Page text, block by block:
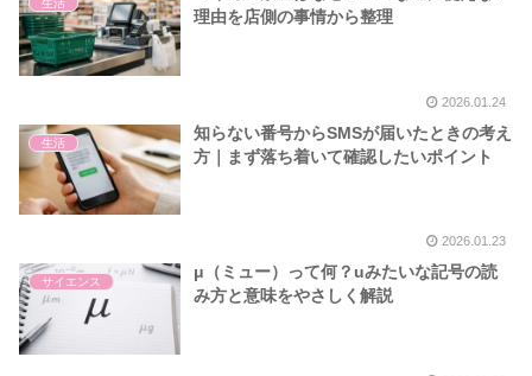
生活
理由を店側の事情から整理
2026.01.24
生活
知らない番号からSMSが届いたときの考え
方｜まず落ち着いて確認したいポイント
2026.01.23
サイエンス
μ（ミュー）って何？uみたいな記号の読
み方と意味をやさしく解説